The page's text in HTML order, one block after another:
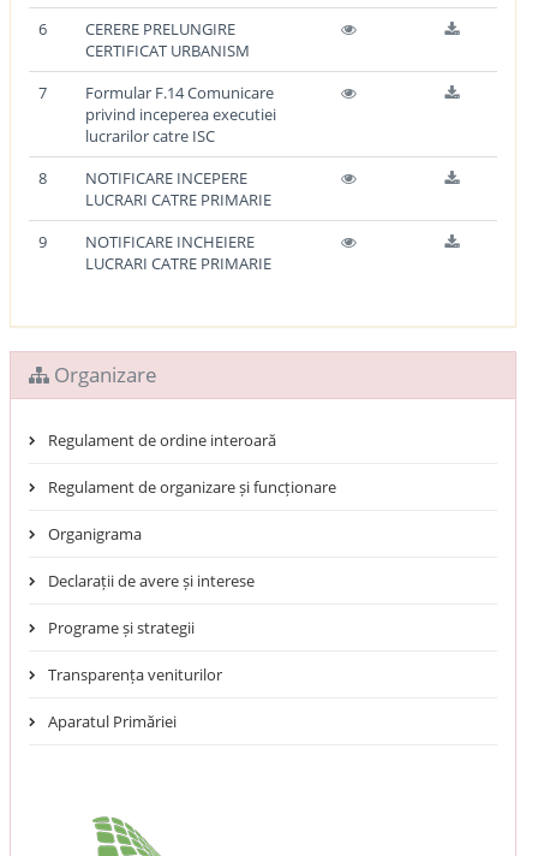
6
CERERE PRELUNGIRE
CERTIFICAT URBANISM
7
Formular F.14 Comunicare
privind inceperea executiei
lucrarilor catre ISC
8
NOTIFICARE INCEPERE
LUCRARI CATRE PRIMARIE
9
NOTIFICARE INCHEIERE
LUCRARI CATRE PRIMARIE
Organizare
Regulament de ordine interoară
Regulament de organizare și funcționare
Organigrama
Declarații de avere și interese
Programe și strategii
Transparența veniturilor
Aparatul Primăriei